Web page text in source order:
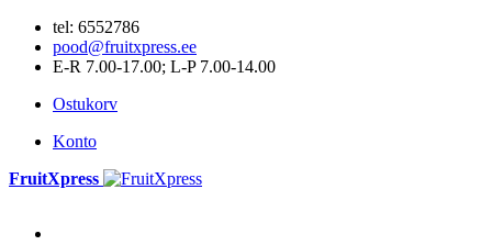
tel: 6552786
pood@fruitxpress.ee
E-R 7.00-17.00; L-P 7.00-14.00
Ostukorv
Konto
FruitXpress